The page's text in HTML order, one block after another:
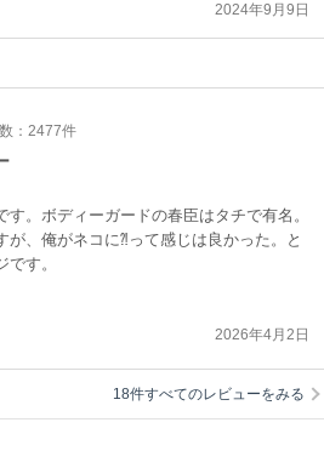
2024年9月9日
：2477件
。ボディーガードの春臣はタチで有名。
が、俺がネコに⁈って感じは良かった。と
す。
2026年4月2日
18件すべてのレビューをみる